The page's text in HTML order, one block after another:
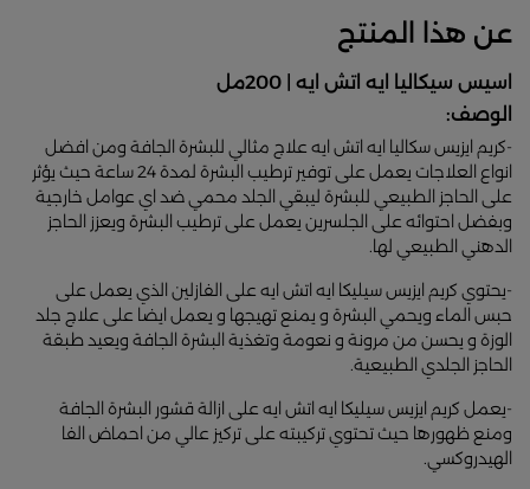
عن هذا المنتج
اسيس سيكاليا ايه اتش ايه | 200مل
الوصف:
-كريم ايزيس سكاليا ايه اتش ايه علاج مثالي للبشرة الجافة ومن افضل
انواع العلاجات يعمل على توفير ترطيب البشرة لمدة 24 ساعة حيث يؤثر
على الحاجز الطبيعي للبشرة ليبقي الجلد محمي ضد اي عوامل خارجية
وبفضل احتوائه على الجلسرين يعمل على ترطيب البشرة ويعزز الحاجز
الدهني الطبيعي لها.
-يحتوي كريم ايزيس سيليكا ايه اتش ايه على الفازلين الذي يعمل على
حبس الماء ويحمي البشرة و يمنع تهيجها و يعمل ايضا على علاج جلد
الوزة و يحسن من مرونة و نعومة وتغذية البشرة الجافة ويعيد طبقة
الحاجز الجلدي الطبيعية.
-يعمل كريم ايزيس سيليكا ايه اتش ايه على ازالة قشور البشرة الجافة
ومنع ظهورها حيث تحتوي تركيبته على تركيز عالي من احماض الفا
الهيدروكسي.